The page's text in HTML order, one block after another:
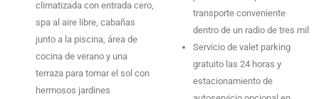
climatizada con entrada cero,
spa al aire libre, cabañas
junto a la piscina, área de
cocina de verano y una
terraza para tomar el sol con
hermosos jardines
transporte conveniente
dentro de un radio de tres mil
Servicio de valet parking
gratuito las 24 horas y
estacionamiento de